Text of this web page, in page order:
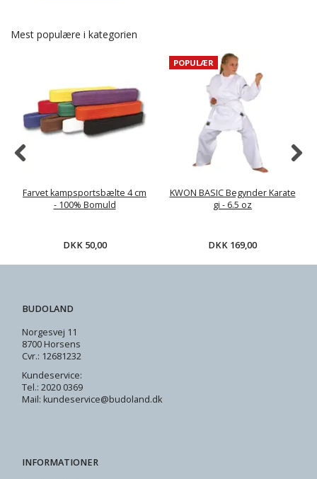
Mest populære i kategorien
Farvet kampsportsbælte 4 cm
- 100% Bomuld
DKK 50,00
POPULÆR
KWON BASIC Begynder Karate
gi - 6.5 oz
DKK 169,00
BUDOLAND
Norgesvej 11
8700 Horsens
Cvr.: 12681232
Kundeservice:
Tel.: 2020 0369
Mail: kundeservice@budoland.dk
INFORMATIONER